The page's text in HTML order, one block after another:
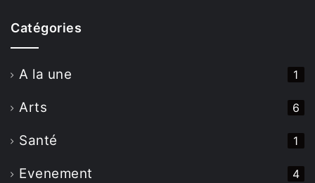
Catégories
A la une 1
Arts 6
Santé 1
Evenement 4